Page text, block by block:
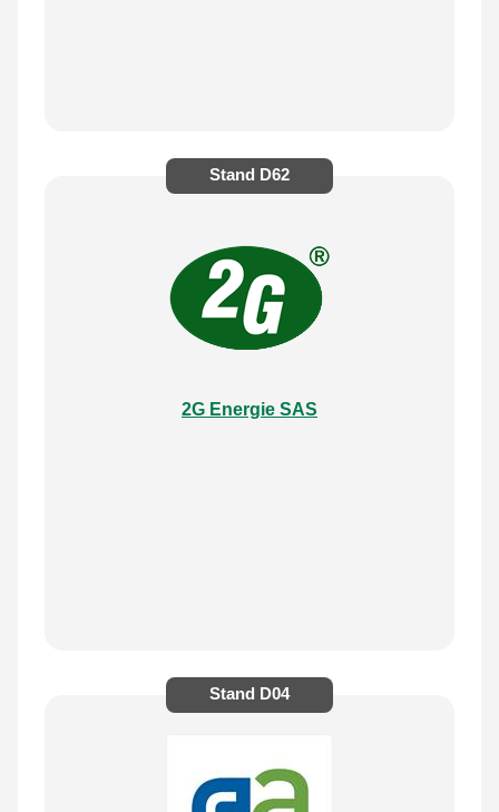
Stand D62
2G Energie SAS
Stand D04